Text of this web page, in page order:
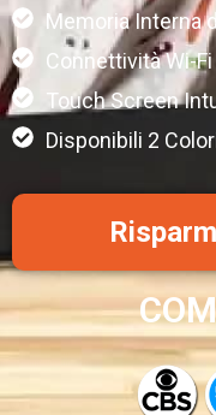
Memoria Interna
Connettività Wi-
Touch Screen
Disponibili 2